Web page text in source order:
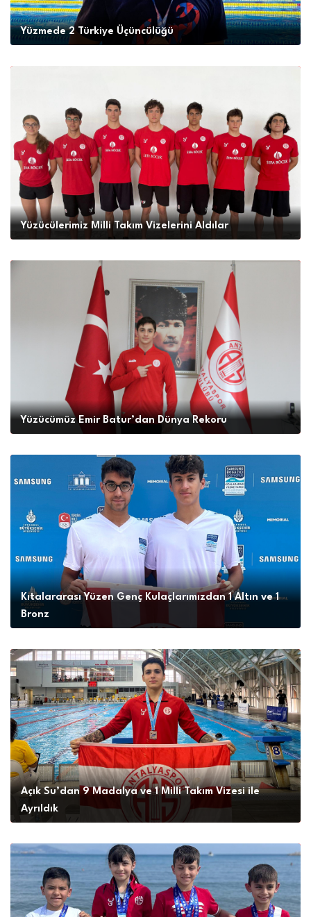
Yüzmede 2 Türkiye Üçüncülüğü
Yüzücülerimiz Milli Takım Vizelerini Aldılar
Yüzücümüz Emir Batur’dan Dünya Rekoru
Kıtalararası Yüzen Genç Kulaçlarımızdan 1 Altın ve 1
Bronz
Açık Su’dan 9 Madalya ve 1 Milli Takım Vizesi ile
Ayrıldık